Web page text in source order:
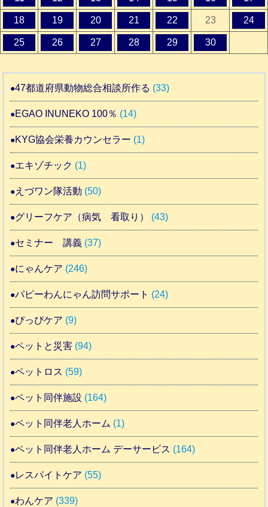
18 19 20 21 22 23 24
25 26 27 28 29 30
47都道府県動物総合相談所作る (33)
EGAO INUNEKO 100％ (14)
KYG協会栄養カウンセラー (1)
エキゾチック (1)
えづワン隊活動 (50)
グリーフケア（病気 看取り） (43)
セミナー 講義 (37)
にゃんケア (246)
パピーわんにゃん訪問サポート (24)
ぴっぴケア (9)
ペットと災害 (94)
ペットロス (59)
ペット同伴施設 (164)
ペット同伴老人ホーム (1)
ペット同伴老人ホーム デーサービス (164)
レスパイトケア (55)
わんケア (339)